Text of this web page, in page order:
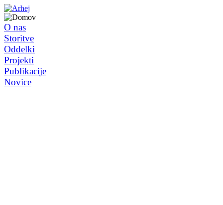
O nas
Storitve
Oddelki
Projekti
Publikacije
Novice